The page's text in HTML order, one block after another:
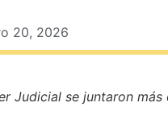
20, 2026
Judicial se juntaron